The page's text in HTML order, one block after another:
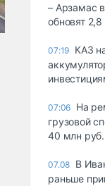
– Арзамас
обновят
07:19 КАЗ
07:06 На
грузовой
40 млн руб.
07.08 В
раньше